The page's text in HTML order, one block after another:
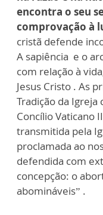
encontra o seu
comprovação à
cristã defende
A sapiência e o
com relação à
Jesus Cristo . As
Tradição da Igreja
Concílio Vaticano
transmitida pela
proclamada ao
defendida com
concepção: o
abomináveis” .